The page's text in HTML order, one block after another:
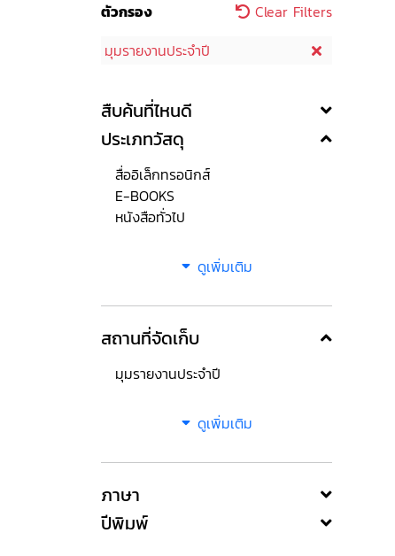
ตัวกรอง
Clear Filters
มุมรายงานประจำปี
สืบค้นที่ไหนดี
ประเภทวัสดุ
สื่ออิเล็กทรอนิกส์
E-BOOKS
หนังสือทั่วไป
ดูเพิ่มเติม
สถานที่จัดเก็บ
มุมรายงานประจำปี
ดูเพิ่มเติม
ภาษา
ปีพิมพ์